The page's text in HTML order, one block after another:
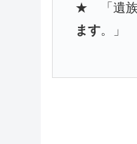
★ 「遺族
ます。」